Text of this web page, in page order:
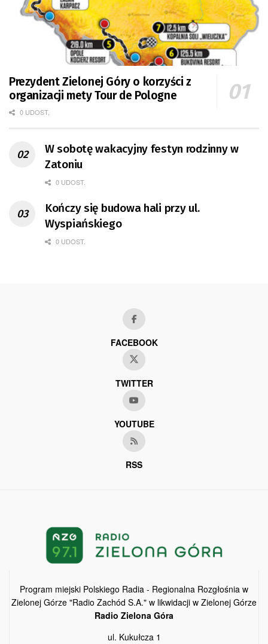
Prezydent Zielonej Góry o korzyści z
organizacji mety Tour de Pologne
0 UDOST.
W sobotę wakacyjny festyn rodzinny w
Zatoniu
0 UDOST.
Kończy się budowa hali przy ul.
Wyspiańskiego
0 UDOST.
FACEBOOK
TWITTER
YOUTUBE
RSS
Program miejski Polskiego Radia - Regionalna Rozgłośnia w
Zielonej Górze "Radio Zachód S.A." w likwidacji w Zielonej Górze
Radio Zielona Góra
ul. Kukułcza 1